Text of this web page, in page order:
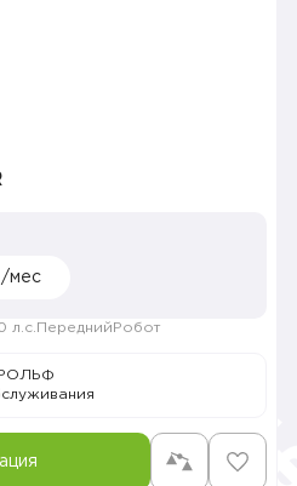
мес
л.с. Передний Робот
РОЛЬФ